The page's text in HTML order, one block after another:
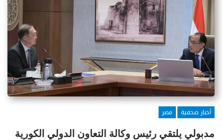
أخبار صحفية
مصر
مدبولي يلتقي رئيس وكالة التعاون الدولي الكورية